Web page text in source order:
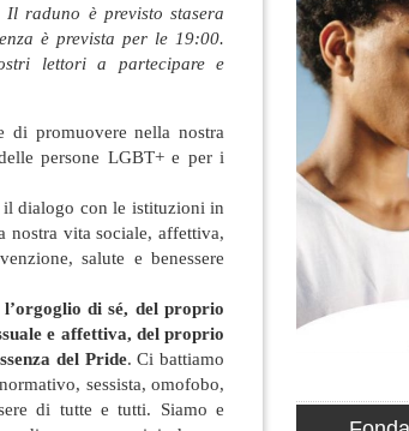
raduno è previsto stasera
è prevista per le 19:00.
lettori a partecipare e
di promuovere nella nostra
persone LGBT+ e per i
il dialogo con le istituzioni in
nostra vita sociale, affettiva,
salute e benessere
di sé, del proprio
e affettiva, del proprio
del Pride. Ci battiamo
sessista, omofobo,
di tutte e tutti. Siamo e